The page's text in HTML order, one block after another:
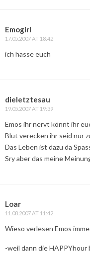
Emogirl
17.05.2007 AT 18:42
ich hasse euch
dieletztesau
19.05.2007 AT 19:39
Emos ihr nervt könnt ihr
Blut verecken ihr seid nur
Das Leben ist dazu da
Sry aber das meine
Loar
11.08.2007 AT 11:42
Wieso verlesen Emos
-weil dann die HAPPYhour